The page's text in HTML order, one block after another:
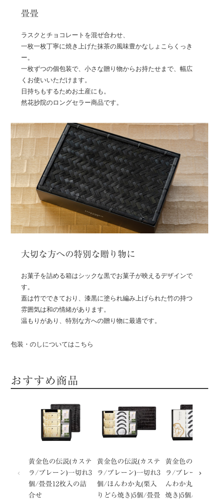
畳畳
ラスクとチョコレートを混ぜ合わせ、
一枚一枚丁寧に焼き上げた抹茶の風味豊かなしょこらくっき
ー。
一枚ずつの個包装で、小さな贈り物からお持たせまで、幅広
くお使いいただけます。
日持ちもするためお土産にも。
然花抄院のロングセラー商品です。
大切な方への特別な贈り物に
お菓子を詰める箱はシックな黒でお菓子が映えるデザインで
す。
蓋は竹でできており、漆黒に塗られ編み上げられた竹の持つ
雰囲気は和の情緒があります。
温もりがあり、特別な方への贈り物に最適です。
包装・のしについてはこちら
おすすめ商品
黄金色の伝説(カステ
ラ/プレーン)一切れ3
個/畳畳12枚入の詰
合せ
黄金色の伝説(カステ
ラ/プレーン)一切れ3
個/ほんわか丸(栗入
りどら焼き)5個/畳畳
黄金色の伝説(カ
ラ/プレーン)1本
んわか丸(栗入り
焼き)5個/畳畳12